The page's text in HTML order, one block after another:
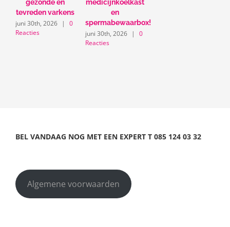
gezonde en
tevreden varkens
juni 30th, 2026 |
0
Reacties
medicijnkoelkast
en
spermabewaarbox!
juni 30th, 2026 |
0
Reacties
BEL VANDAAG NOG MET EEN EXPERT T 085 124 03 32
Algemene voorwaarden